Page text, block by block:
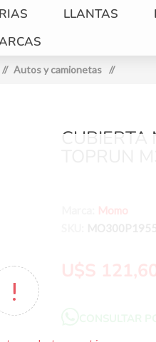
LLANTAS
/ Autos y camionetas /
Momo
U$S